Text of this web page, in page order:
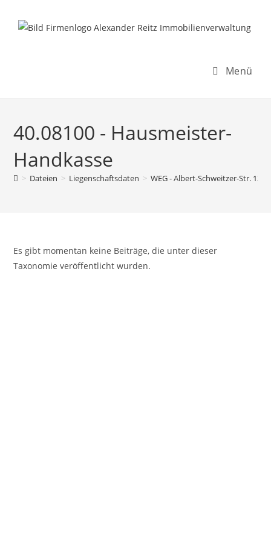
Inhalt
Menü
40.08100 - Hausmeister-
Handkasse
> Dateien > Liegenschaftsdaten > WEG - Albert-Schweitzer-Str. 13-
Es gibt momentan keine Beiträge, die unter dieser
Taxonomie veröffentlicht wurden.